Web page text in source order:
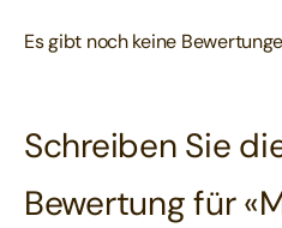
Es gibt noch keine
Schreiben Sie
Bewertung für